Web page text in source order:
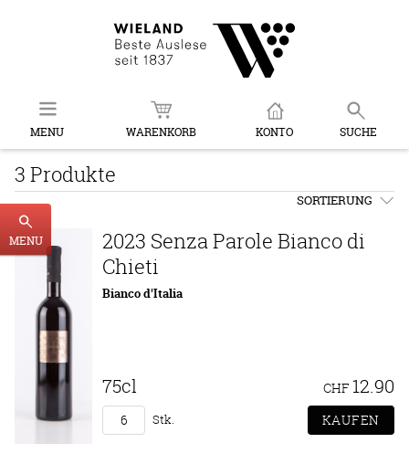
MENU WARENKORB KONTO SUCHE
MENU
3 Produkte
SORTIERUNG
2023 Senza Parole Bianco di
Chieti
Bianco d'Italia
75cl CHF 12.90
Stk.